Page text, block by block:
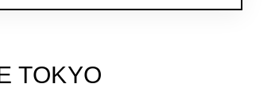
TOKYO